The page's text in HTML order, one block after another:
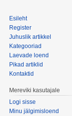
Esileht
Register
Juhuslik artikkel
Kategooriad
Laevade loend
Pikad artiklid
Kontaktid
Mereviki kasutajale
Logi sisse
Minu jälgimisloend